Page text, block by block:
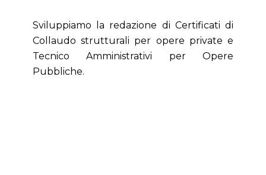
Sviluppiamo la redazione di Certificati di
Collaudo strutturali per opere private e
Tecnico Amministrativi per Opere
Pubbliche.